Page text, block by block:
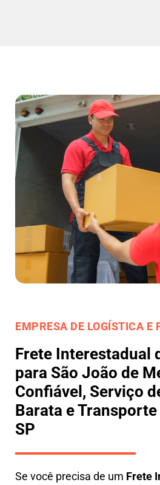
EMPRESA DE LOGÍSTICA E
Frete Interestadual
para São João de
Confiável, Serviço
Barata e
SP
Se você precisa de um Frete